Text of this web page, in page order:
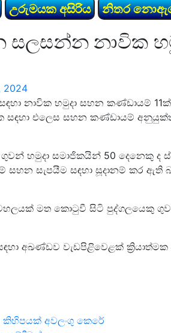
උරුමයක අසිරිය නිතර
සලසන්න නාවික
2024
නාවික හමුදා සහන කණ්ඩායම්
සඳහා එලෙස සහන කණ්ඩායම්
ගුවන් හමුදා සමාජිකයින් 50 දෙනෙකු ද
සැපයීම සඳහා සූදානම් කර ඇති
මත කොටුවී සිටි පුද්ගලයෙකු
අඛණ්ඩව වැඩපිළිවෙළක් ක්‍රියාත්මක
අවලංගු කෙරේ